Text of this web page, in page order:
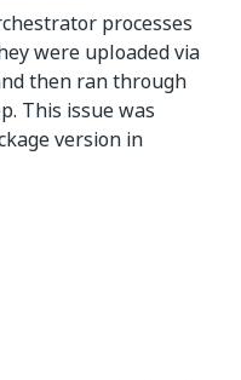
processes
were uploaded via
then ran through
This issue was
version in